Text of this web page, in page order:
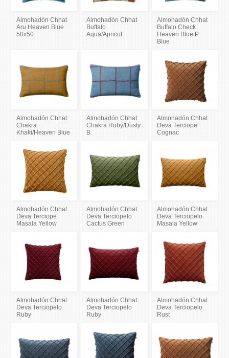
Almohadón Chhat
Aru Heaven Blue
50x50
Almohadón Chhat
Buffalo
Aqua/Apricot
Almohadón Chhat
Buffalo Check
Heaven Blue P.
Blue
Almohadón Chhat
Chakra
Khaki/Heaven Blue
Almohadón Chhat
Chakra Ruby/Dusty
B.
Almohadón Chhat
Deva Terciope
Cognac
Almohadón Chhat
Deva Terciope
Masala Yellow
Almohadón Chhat
Deva Terciopelo
Cactus Green
Almohadón Chhat
Deva Terciopelo
Masala Yellow
Almohadón Chhat
Deva Terciopelo
Ruby
Almohadón Chhat
Deva Terciopelo
Ruby
Almohadón Chhat
Deva Terciopelo
Rust